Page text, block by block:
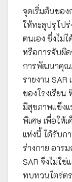
จุดเริ่มต้นของ
ให้ทะลุปรุโปร่
ตนเอง ซึ่งไม่
หรือการจับผิ
การพัฒนาคุณ
รายงาน
ของโรงเรียน
มีสุขภาพแข็งแ
พิเศษ เพื่อให้
แห่งนี้ ได้รับก
ร่างกาย อาร
SAR จึงไม่ใ
ทบทวนไตร่ต